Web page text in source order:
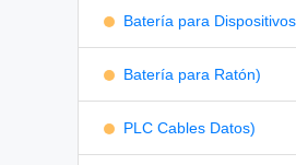
Batería para
Batería para Ratón)
PLC Cables Datos)